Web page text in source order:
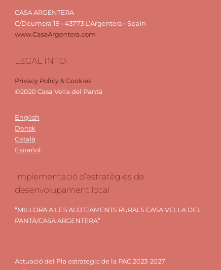
new
window
new
window
CASA ARGENTERA
C/Deumera 19 • 43773 L’Argentera • Spain
www.CasaArgentera.com
LEGAL INFO
Privacy Policy & Cookies
©2020 Casa Vella del Pantà
English
Dansk
Català
Español
Implementació d’estratègies de
desenvolupament local
“MILLORA A LES ALOTJAMENTS RURALS CASA VELLA DEL
PANTÀ/CASA ARGENTERA”
Actuació del Pla estrategic de la PAC 2023-2027